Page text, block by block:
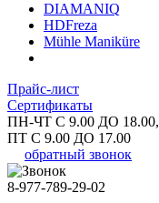
DIAMANIQ
HDFreza
Mühle Maniküre
Прайс-лист
Сертификаты
ПН-ЧТ С 9.00 ДО 18.00,
ПТ С 9.00 ДО 17.00
обратный звонок
8-977-789-29-02